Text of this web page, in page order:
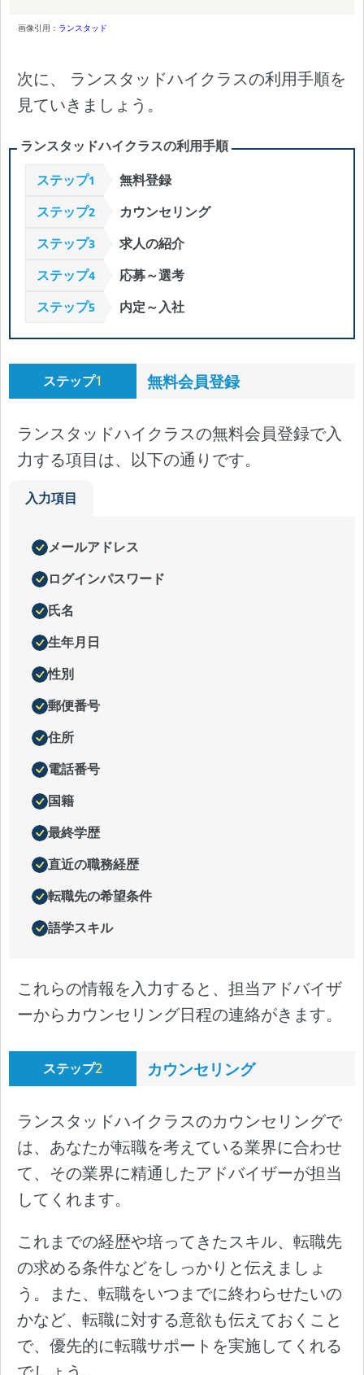
画像引用： ランスタッド
次に、 ランスタッドハイクラスの利用手順を
見ていきましょう。
ランスタッドハイクラスの利用手順
ステップ1
無料登録
ステップ2
カウンセリング
ステップ3
求人の紹介
ステップ4
応募～選考
ステップ5 内定～入社
ステップ1 無料会員登録
ランスタッドハイクラスの無料会員登録で入
力する項目は、以下の通りです。
入力項目
メールアドレス
ログインパスワード
氏名
生年月日
性別
郵便番号
住所
電話番号
国籍
最終学歴
直近の職務経歴
転職先の希望条件
語学スキル
これらの情報を入力すると、担当アドバイザ
ーからカウンセリング日程の連絡がきます。
ステップ2 カウンセリング
ランスタッドハイクラスのカウンセリングで
は、あなたが転職を考えている業界に合わせ
て、その業界に精通したアドバイザーが担当
してくれます。
これまでの経歴や培ってきたスキル、転職先
の求める条件などをしっかりと伝えましょ
う。また、転職をいつまでに終わらせたいの
かなど、転職に対する意欲も伝えておくこと
で、優先的に転職サポートを実施してくれる